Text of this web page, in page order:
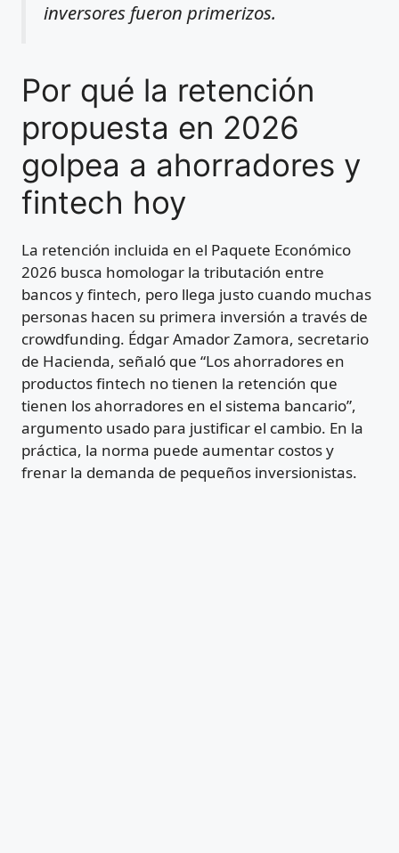
inversores fueron primerizos.
Por qué la retención
propuesta en 2026
golpea a ahorradores y
fintech hoy
La retención incluida en el Paquete Económico
2026 busca homologar la tributación entre
bancos y fintech, pero llega justo cuando muchas
personas hacen su primera inversión a través de
crowdfunding. Édgar Amador Zamora, secretario
de Hacienda, señaló que “Los ahorradores en
productos fintech no tienen la retención que
tienen los ahorradores en el sistema bancario”,
argumento usado para justificar el cambio. En la
práctica, la norma puede aumentar costos y
frenar la demanda de pequeños inversionistas.